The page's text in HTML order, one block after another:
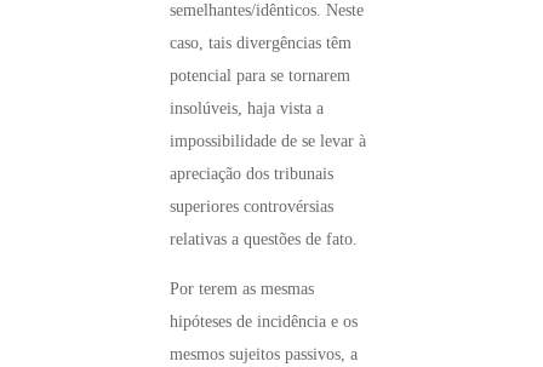
semelhantes/idênticos. Neste
caso, tais divergências têm
potencial para se tornarem
insolúveis, haja vista a
impossibilidade de se levar à
apreciação dos tribunais
superiores controvérsias
relativas a questões de fato.
Por terem as mesmas
hipóteses de incidência e os
mesmos sujeitos passivos, a